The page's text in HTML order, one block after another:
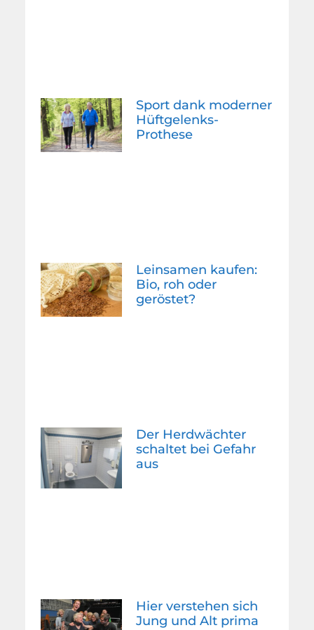
Sport dank moderner
Hüftgelenks-
Prothese
Leinsamen kaufen:
Bio, roh oder
geröstet?
Der Herdwächter
schaltet bei Gefahr
aus
Hier verstehen sich
Jung und Alt prima